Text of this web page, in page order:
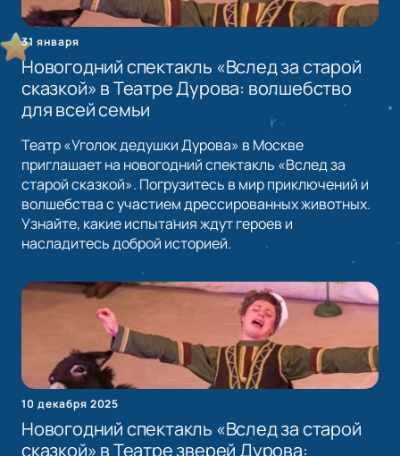
31 января
Новогодний спектакль «Вслед за старой
сказкой» в Театре Дурова: волшебство
для всей семьи
Театр «Уголок дедушки Дурова» в Москве
приглашает на новогодний спектакль «Вслед за
старой сказкой». Погрузитесь в мир приключений и
волшебства с участием дрессированных животных.
Узнайте, какие испытания ждут героев и
насладитесь доброй историей.
10 декабря 2025
Новогодний спектакль «Вслед за старой
сказкой» в Театре зверей Дурова: